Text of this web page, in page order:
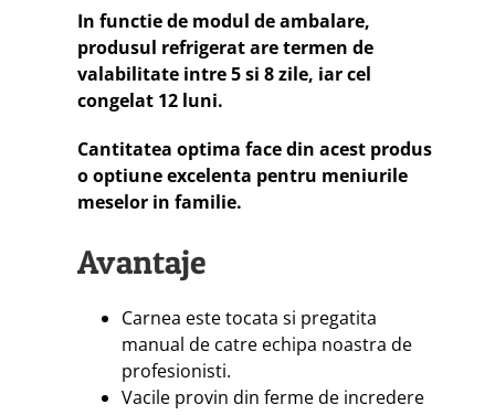
In functie de modul de ambalare,
produsul refrigerat are termen de
valabilitate intre 5 si 8 zile, iar cel
congelat 12 luni.
Cantitatea optima face din acest produs
o optiune excelenta pentru meniurile
meselor in familie.
Avantaje
Carnea este tocata si pregatita
manual de catre echipa noastra de
profesionisti.
Vacile provin din ferme de incredere